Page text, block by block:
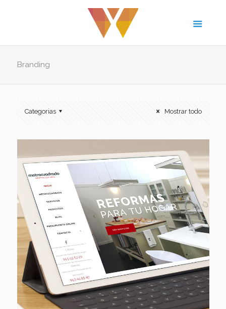
Branding
Categorias Mostrar todo
Metrocuadrado